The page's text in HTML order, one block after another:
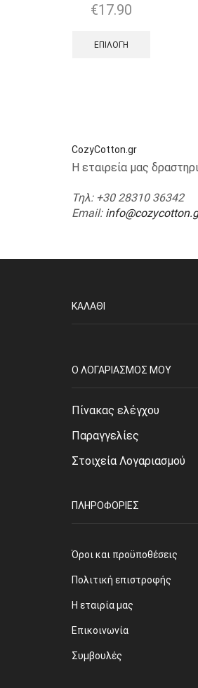
€17.90
ΕΠΙΛΟΓΉ
CozyCotton.gr
Η εταιρεία μας
Τηλ: +30 28310 36342
Email:
ΚΑΛΆΘΙ
O ΛΟΓΑΡΙΑΣΜΌΣ ΜΟΥ
Πίνακας ελέγχου
Παραγγελίες
Στοιχεία Λογαριασμού
ΠΛΗΡΟΦΟΡΊΕΣ
Όροι και προϋποθέσεις
Πολιτική επιστροφής
Η εταιρία μας
Επικοινωνία
Συμβουλές